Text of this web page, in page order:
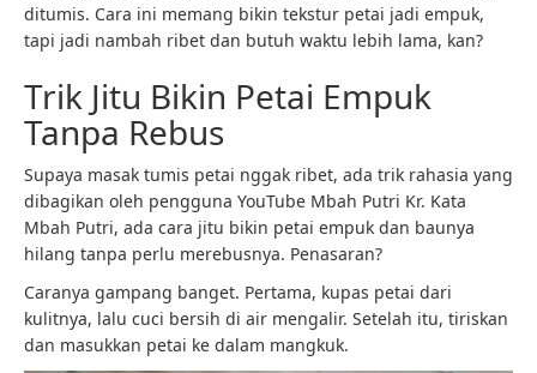
ditumis. Cara ini memang bikin tekstur petai jadi empuk,
tapi jadi nambah ribet dan butuh waktu lebih lama, kan?
Trik Jitu Bikin Petai Empuk
Tanpa Rebus
Supaya masak tumis petai nggak ribet, ada trik rahasia yang
dibagikan oleh pengguna YouTube Mbah Putri Kr. Kata
Mbah Putri, ada cara jitu bikin petai empuk dan baunya
hilang tanpa perlu merebusnya. Penasaran?
Caranya gampang banget. Pertama, kupas petai dari
kulitnya, lalu cuci bersih di air mengalir. Setelah itu, tiriskan
dan masukkan petai ke dalam mangkuk.